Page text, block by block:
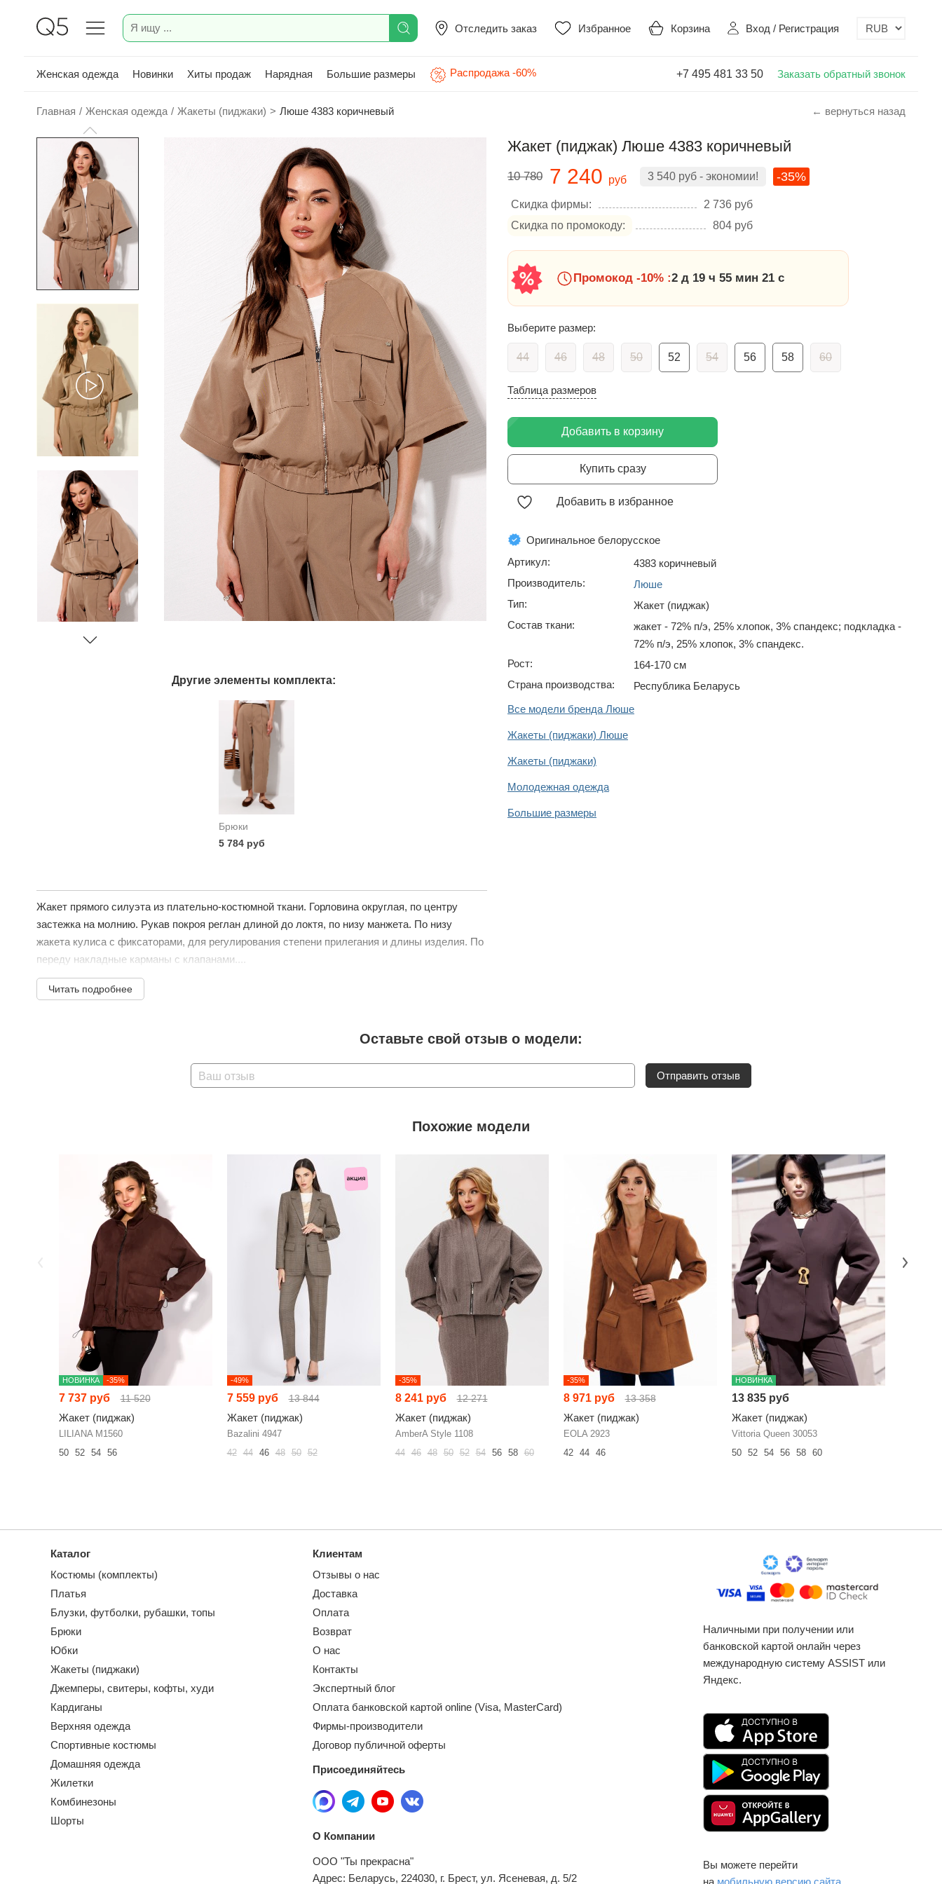
Отследить заказ Избранное Корзина Вход / Регистрация
Женская одежда Новинки Хиты продаж Нарядная Большие размеры Распродажа -60% +7 495 481 33 50 Заказать обратный звонок
Главная / Женская одежда / Жакеты (пиджаки) > Люше 4383 коричневый ← вернуться назад
Другие элементы комплекта:
Брюки
5 784 руб
Жакет прямого силуэта из плательно-костюмной ткани. Горловина округлая, по центру
застежка на молнию. Рукав покроя реглан длиной до локтя, по низу манжета. По низу
жакета кулиса с фиксаторами, для регулирования степени прилегания и длины изделия. По
переду накладные карманы с клапанами....
Читать подробнее
Жакет (пиджак) Люше 4383 коричневый
10 780 7 240 руб 3 540 руб - экономии! -35%
Скидка фирмы: 2 736 руб
Скидка по промокоду:
804 руб
Промокод -10% :2 д 19 ч 55 мин 20 с
Выберите размер:
44 46 48 50 52 54 56 58 60
Таблица размеров
Добавить в корзину
Купить сразу
Добавить в избранное
Оригинальное белорусское
Артикул:
4383 коричневый
Производитель:
Люше
Тип:
Жакет (пиджак)
Состав ткани:
жакет - 72% п/э, 25% хлопок, 3% спандекс; подкладка -
72% п/э, 25% хлопок, 3% спандекс.
Рост:
164-170 см
Страна производства:
Республика Беларусь
Все модели бренда Люше
Жакеты (пиджаки) Люше
Жакеты (пиджаки)
Молодежная одежда
Большие размеры
Оставьте свой отзыв о модели:
Ваш отзыв Отправить отзыв
Похожие модели
НОВИНКА -35%
7 737 руб 11 520
Жакет (пиджак)
LILIANA М1560
50
52 54 56
-49%
7 559 руб 13 844
Жакет (пиджак)
Bazalini 4947
42 44 46 48 50 52
-35%
8 241 руб 12 271
Жакет (пиджак)
AmberA Style 1108
44 46 48 50 52 54 56 58 60
-35%
8 971 руб 13 358
Жакет (пиджак)
EOLA 2923
42
44 46
НОВИНКА
13 835 руб
Жакет (пиджак)
Vittoria Queen 30053
50
52 54 56 58 60
Каталог
Костюмы (комплекты)
Платья
Блузки, футболки, рубашки, топы
Брюки
Юбки
Жакеты (пиджаки)
Джемперы, свитеры, кофты, худи
Кардиганы
Верхняя одежда
Спортивные костюмы
Домашняя одежда
Жилетки
Комбинезоны
Шорты
Клиентам
Отзывы о нас
Доставка
Оплата
Возврат
О нас
Контакты
Экспертный блог
Оплата банковской картой online (Visa, MasterCard)
Фирмы-производители
Договор публичной оферты
Присоединяйтесь
О Компании
ООО "Ты прекрасна"
Адрес: Беларусь, 224030, г. Брест, ул. Ясеневая, д. 5/2
Наличными при получении или
банковской картой онлайн через
международную систему ASSIST или
Яндекс.
Вы можете перейти
на мобильную версию сайта